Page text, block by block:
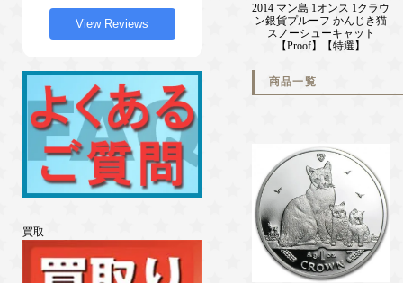
View Reviews
買取
2014 マン島 1オンス 1クラウ
ン銀貨プルーフ かんじき猫
スノーシューキャット
【Proof】【特選】
商品一覧